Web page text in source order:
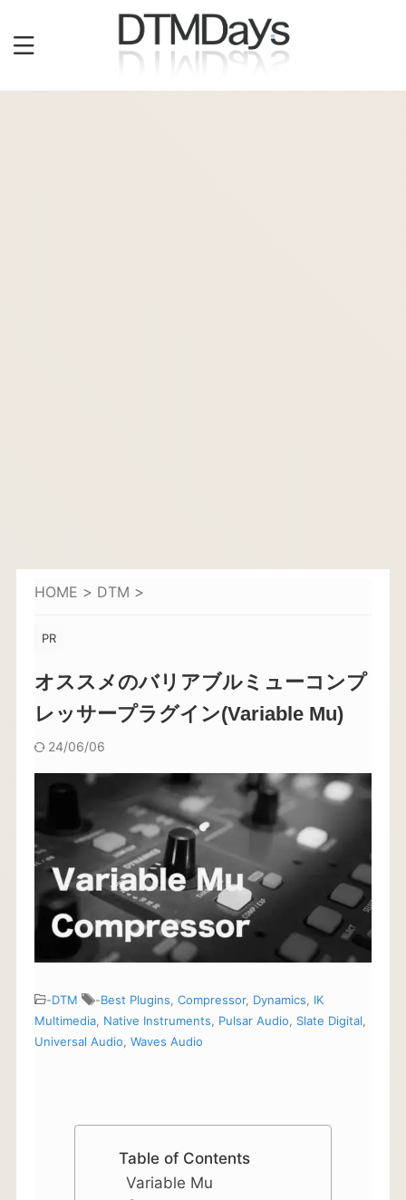
HOME > DTM >
PR
オススメのバリアブルミューコンプ
レッサープラグイン(Variable Mu)
24/06/06
-DTM -Best Plugins, Compressor, Dynamics, IK
Multimedia, Native Instruments, Pulsar Audio, Slate Digital,
Universal Audio, Waves Audio
Table of Contents
Variable Mu